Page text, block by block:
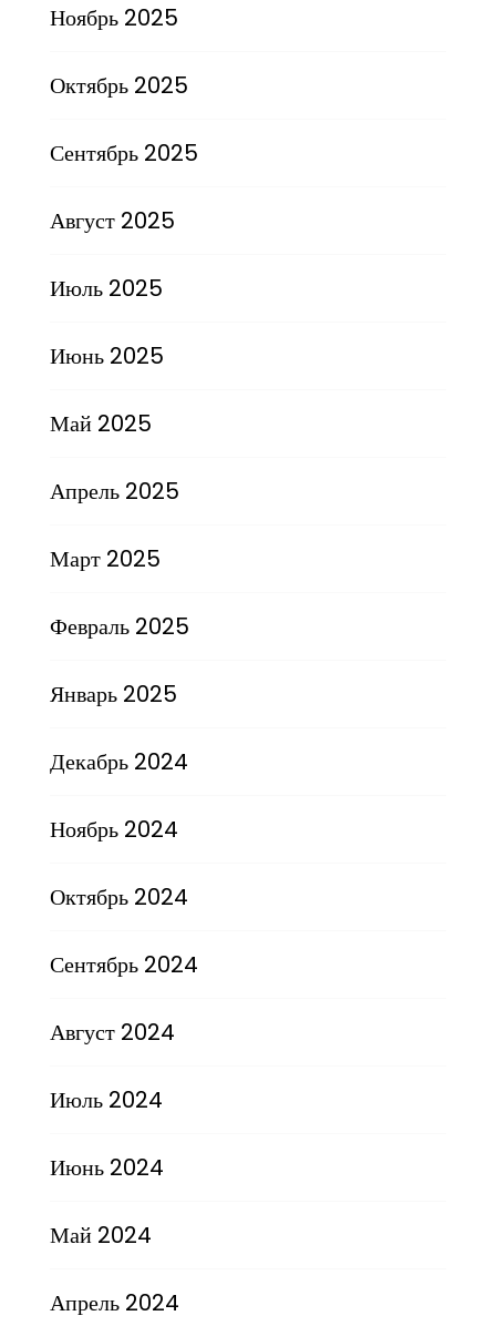
Ноябрь 2025
Октябрь 2025
Сентябрь 2025
Август 2025
Июль 2025
Июнь 2025
Май 2025
Апрель 2025
Март 2025
Февраль 2025
Январь 2025
Декабрь 2024
Ноябрь 2024
Октябрь 2024
Сентябрь 2024
Август 2024
Июль 2024
Июнь 2024
Май 2024
Апрель 2024